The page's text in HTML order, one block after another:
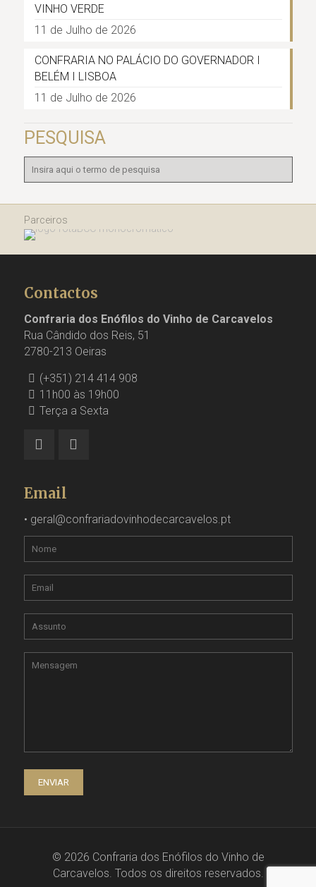
VINHO VERDE
11 de Julho de 2026
CONFRARIA NO PALÁCIO DO GOVERNADOR I
BELÉM I LISBOA
11 de Julho de 2026
PESQUISA
Parceiros
Contactos
Confraria dos Enófilos do Vinho de Carcavelos
Rua Cândido dos Reis, 51
2780-213 Oeiras
(+351) 214 414 908
11h00 às 19h00
Terça a Sexta
Email
• geral@confrariadovinhodecarcavelos.pt
© 2026 Confraria dos Enófilos do Vinho de
Carcavelos. Todos os direitos reservados.